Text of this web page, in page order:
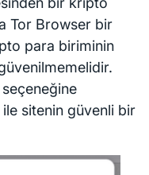
Tor Browser bir
para biriminin
ile sitenin güvenli bir